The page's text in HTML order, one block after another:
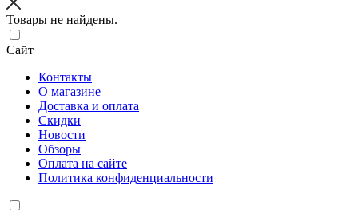
Товары не найдены.
Сайт
Контакты
О магазине
Доставка и оплата
Скидки
Новости
Обзоры
Оплата на сайте
Политика конфиденциальности